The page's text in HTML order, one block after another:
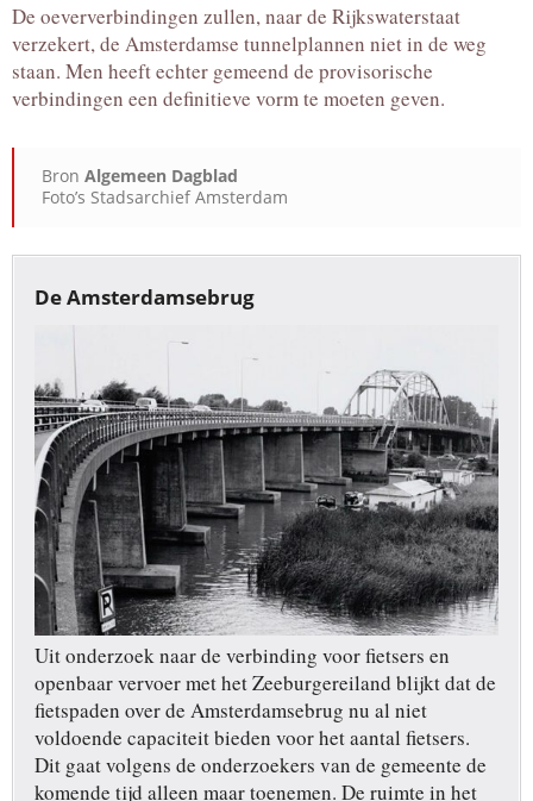
De oeververbindingen zullen, naar de Rijkswaterstaat
verzekert, de Amsterdamse tunnelplannen niet in de weg
staan. Men heeft echter gemeend de provisorische
verbindingen een definitieve vorm te moeten geven.
Bron Algemeen Dagblad
Foto’s Stadsarchief Amsterdam
De Amsterdamsebrug
Uit onderzoek naar de verbinding voor fietsers en
openbaar vervoer met het Zeeburgereiland blijkt dat de
fietspaden over de Amsterdamsebrug nu al niet
voldoende capaciteit bieden voor het aantal fietsers.
Dit gaat volgens de onderzoekers van de gemeente de
komende tijd alleen maar toenemen. De ruimte in het